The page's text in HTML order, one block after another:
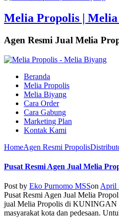
Melia Propolis |
Agen Resmi Jual Melia
Beranda
Melia Propolis
Melia Biyang
Cara Order
Cara Gabung
Marketing Plan
Kontak Kami
HomeAgen Resmi Propolis
Pusat Resmi Agen Jual Melia
Post by Eko Purnomo MSSon April
Pusat Resmi Agen Jual Melia
jual Melia Propolis di KUNINGAN
masyarakat kota dan pedesaan.